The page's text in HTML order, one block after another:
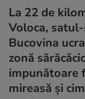
La 22 de
Voloca,
Bucovina
zonă
impunătoare
mireasă și